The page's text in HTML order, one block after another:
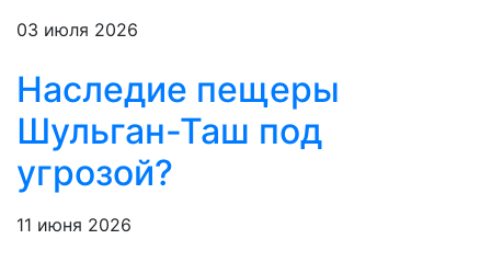
03 июля 2026
Наследие пещеры
Шульган-Таш под
угрозой?
11 июня 2026